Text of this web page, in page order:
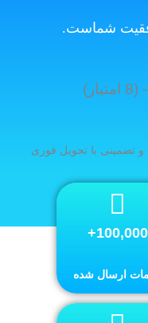
شماست.
100,000+
ارسال شده